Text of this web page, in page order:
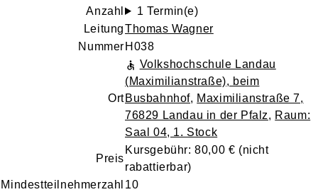
Anzahl
1 Termin(e)
LeitungThomas Wagner
Nummer H038
Ort
Volkshochschule Landau
(Maximilianstraße), beim
Busbahnhof, Maximilianstraße 7,
76829 Landau in der Pfalz, Raum:
Saal 04, 1. Stock
Preis
Kursgebühr: 80,00 € (nicht
rabattierbar)
Mindestteilnehmerzahl 10